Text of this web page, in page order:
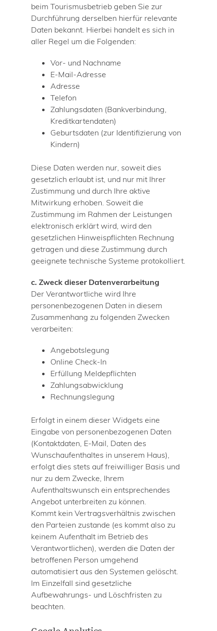
beim Tourismusbetrieb geben Sie zur
Durchführung derselben hierfür relevante
Daten bekannt. Hierbei handelt es sich in
aller Regel um die Folgenden:
Vor- und Nachname
E-Mail-Adresse
Adresse
Telefon
Zahlungsdaten (Bankverbindung,
Kreditkartendaten)
Geburtsdaten (zur Identifizierung von
Kindern)
Diese Daten werden nur, soweit dies
gesetzlich erlaubt ist, und nur mit Ihrer
Zustimmung und durch Ihre aktive
Mitwirkung erhoben. Soweit die
Zustimmung im Rahmen der Leistungen
elektronisch erklärt wird, wird den
gesetzlichen Hinweispflichten Rechnung
getragen und diese Zustimmung durch
geeignete technische Systeme protokolliert.
c. Zweck dieser Datenverarbeitung
Der Verantwortliche wird Ihre
personenbezogenen Daten in diesem
Zusammenhang zu folgenden Zwecken
verarbeiten:
Angebotslegung
Online Check-In
Erfüllung Meldepflichten
Zahlungsabwicklung
Rechnungslegung
Erfolgt in einem dieser Widgets eine
Eingabe von personenbezogenen Daten
(Kontaktdaten, E-Mail, Daten des
Wunschaufenthaltes in unserem Haus),
erfolgt dies stets auf freiwilliger Basis und
nur zu dem Zwecke, Ihrem
Aufenthaltswunsch ein entsprechendes
Angebot unterbreiten zu können.
Kommt kein Vertragsverhältnis zwischen
den Parteien zustande (es kommt also zu
keinem Aufenthalt im Betrieb des
Verantwortlichen), werden die Daten der
betroffenen Person umgehend
automatisiert aus den Systemen gelöscht.
Im Einzelfall sind gesetzliche
Aufbewahrungs- und Löschfristen zu
beachten.